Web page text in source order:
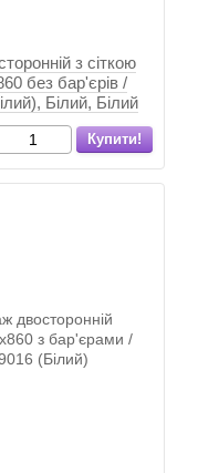
з сіткою
без бар'єрів /
Білий, Білий
Купити!